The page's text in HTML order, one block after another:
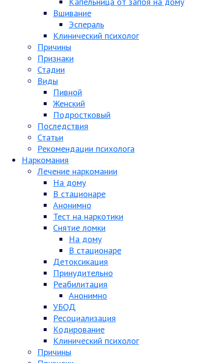
Вшивание
Эспераль
Клинический психолог
Причины
Признаки
Стадии
Виды
Пивной
Женский
Подростковый
Последствия
Статьи
Рекомендации психолога
Наркомания
Лечение наркомании
На дому
В стационаре
Анонимно
Тест на наркотики
Снятие ломки
На дому
В стационаре
Детоксикация
Принудительно
Реабилитация
Анонимно
УБОД
Ресоциализация
Кодирование
Клинический психолог
Причины